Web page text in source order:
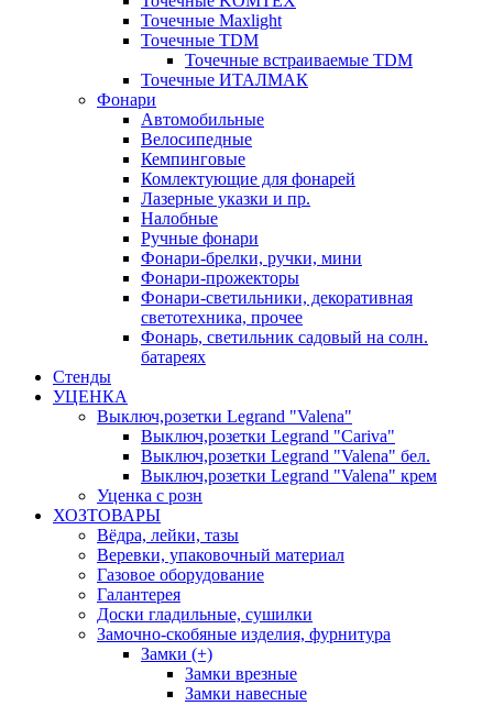
Точечные Maxlight
Точечные TDM
Точечные встраиваемые TDM
Точечные ИТАЛМАК
Фонари
Автомобильные
Велосипедные
Кемпинговые
Комлектующие для фонарей
Лазерные указки и пр.
Налобные
Ручные фонари
Фонари-брелки, ручки, мини
Фонари-прожекторы
Фонари-светильники, декоративная
светотехника, прочее
Фонарь, светильник садовый на солн.
батареях
Стенды
УЦЕНКА
Выключ,розетки Legrand "Valena"
Выключ,розетки Legrand "Cariva"
Выключ,розетки Legrand "Valena" бел.
Выключ,розетки Legrand "Valena" крем
Уценка с розн
ХОЗТОВАРЫ
Вёдра, лейки, тазы
Веревки, упаковочный материал
Газовое оборудование
Галантерея
Доски гладильные, сушилки
Замочно-скобяные изделия, фурнитура
Замки (+)
Замки врезные
Замки навесные